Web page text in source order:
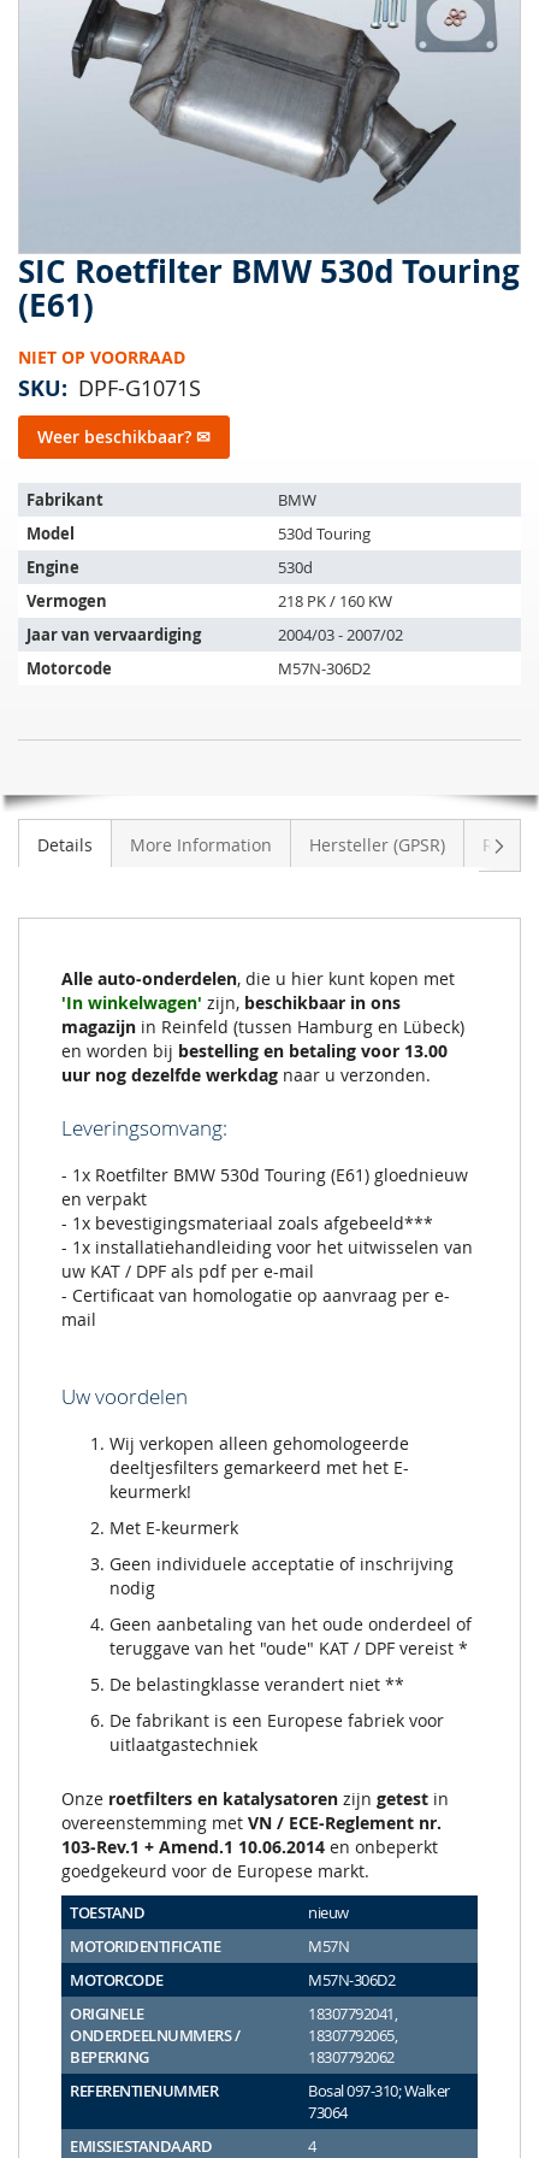
SIC Roetfilter BMW 530d Touring
(E61)
NIET OP VOORRAAD
SKU DPF-G1071S
Weer beschikbaar? ✉
Het
artikel
past
op
de
volgende
voertuigen:
Fabrikant
BMW
Model
530d Touring
Engine
530d
Vermogen
218 PK / 160 KW
Jaar van vervaardiging
2004/03 - 2007/02
Motorcode
M57N-306D2
BMW
530d
Touring
VOORRAAD
afbeeldingen-
Ga
naar
het
van
de
gallerij
Details More Information Hersteller (GPSR)
Alle auto-onderdelen, die u hier kunt kopen met
'In winkelwagen' zijn, beschikbaar in ons
magazijn in Reinfeld (tussen Hamburg en Lübeck)
en worden bij bestelling en betaling voor 13.00
uur nog dezelfde werkdag naar u verzonden.
Leveringsomvang:
- 1x Roetfilter BMW 530d Touring (E61) gloednieuw
en verpakt
- 1x bevestigingsmateriaal zoals afgebeeld***
- 1x installatiehandleiding voor het uitwisselen van
uw KAT / DPF als pdf per e-mail
- Certificaat van homologatie op aanvraag per e-
mail
Uw voordelen
Wij verkopen alleen gehomologeerde
deeltjesfilters gemarkeerd met het E-
keurmerk!
Met E-keurmerk
Geen individuele acceptatie of inschrijving
nodig
Geen aanbetaling van het oude onderdeel of
teruggave van het "oude" KAT / DPF vereist *
De belastingklasse verandert niet **
De fabrikant is een Europese fabriek voor
uitlaatgastechniek
Onze roetfilters en katalysatoren zijn getest in
overeenstemming met VN / ECE-Reglement nr.
103-Rev.1 + Amend.1 10.06.2014 en onbeperkt
goedgekeurd voor de Europese markt.
TOESTAND
nieuw
MOTORIDENTIFICATIE
M57N
MOTORCODE
M57N-306D2
ORIGINELE
ONDERDEELNUMMERS /
BEPERKING
18307792041,
18307792065,
18307792062
REFERENTIENUMMER
Bosal 097-310; Walker
73064
EMISSIESTANDAARD
4